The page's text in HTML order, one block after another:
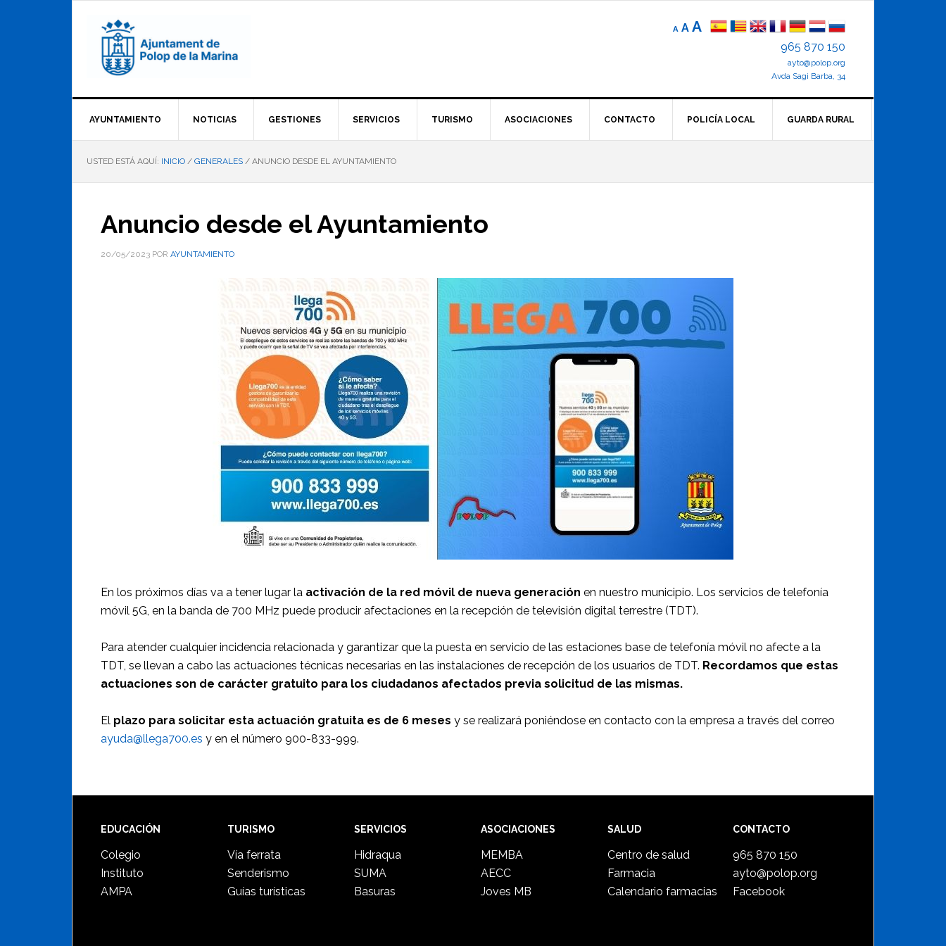
A
Reducir
elA Tamaño
AAumentar
de
letra
965 870 150
ayto@polop.org
Avda Sagi Barba, 34
AYUNTAMIENTO NOTICIAS GESTIONES SERVICIOS TURISMO ASOCIACIONES CONTACTO POLICÍA LOCAL GUARDA RURAL
USTED ESTÁ AQUÍ: INICIO / GENERALES / ANUNCIO DESDE EL AYUNTAMIENTO
Anuncio desde el Ayuntamiento
20/05/2023 POR AYUNTAMIENTO
En los próximos días va a tener lugar la activación de la red móvil de nueva generación en nuestro municipio. Los servicios de telefonía
móvil 5G, en la banda de 700 MHz puede producir afectaciones en la recepción de televisión digital terrestre (TDT).
Para atender cualquier incidencia relacionada y garantizar que la puesta en servicio de las estaciones base de telefonía móvil no afecte a la
TDT, se llevan a cabo las actuaciones técnicas necesarias en las instalaciones de recepción de los usuarios de TDT. Recordamos que estas
actuaciones son de carácter gratuito para los ciudadanos afectados previa solicitud de las mismas.
El plazo para solicitar esta actuación gratuita es de 6 meses y se realizará poniéndose en contacto con la empresa a través del correo
ayuda@llega700.es y en el número 900-833-999.
Footer
EDUCACIÓN
Colegio
Instituto
AMPA
TURISMO
Vía ferrata
Senderismo
Guías turísticas
SERVICIOS
Hidraqua
SUMA
Basuras
ASOCIACIONES
MEMBA
AECC
Joves MB
SALUD
Centro de salud
Farmacia
Calendario farmacias
CONTACTO
965 870 150
ayto@polop.org
Facebook